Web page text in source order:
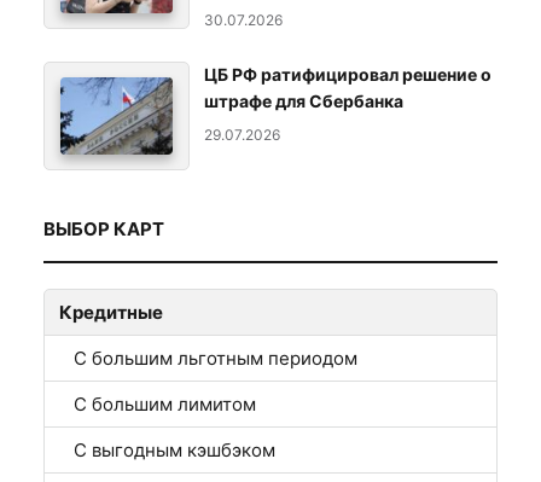
30.07.2026
ЦБ РФ ратифицировал решение о
штрафе для Сбербанка
29.07.2026
ВЫБОР КАРТ
Кредитные
С большим льготным периодом
С большим лимитом
С выгодным кэшбэком